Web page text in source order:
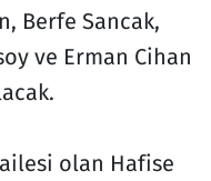
Berfe Sancak,
ve Erman Cihan
olan Hafise